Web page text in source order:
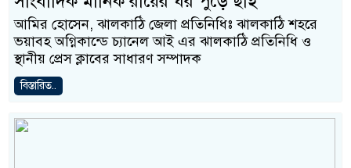
আমির হোসেন, ঝালকাঠি জেলা প্রতি‌নি‌ধিঃ ঝালকাঠি শহরে
ভয়াবহ অগ্নিকান্ডে চ্যানেল আই এর ঝালকাঠি প্রতিনিধি ও
স্থানীয় প্রেস ক্লাবের সাধারণ সম্পাদক
বিস্তারিত..